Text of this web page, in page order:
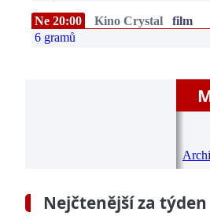
Ne 20:00 Kino Crystal
film
6 gramů
Nejčtenější za týden